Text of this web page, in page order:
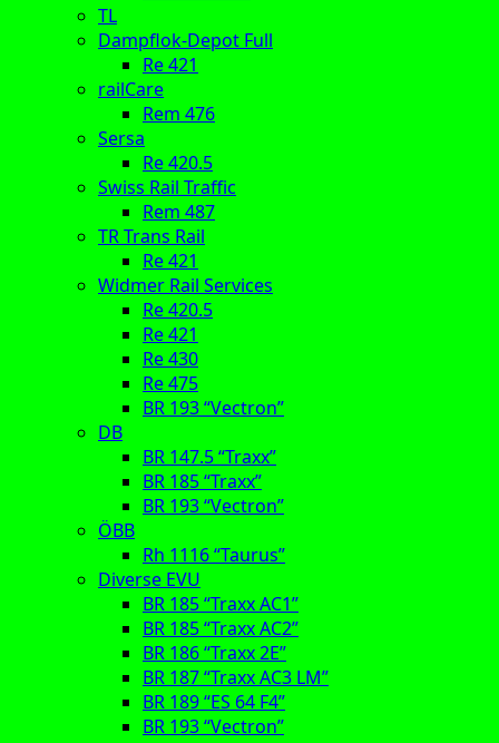
TL
Dampflok-Depot Full
Re 421
railCare
Rem 476
Sersa
Re 420.5
Swiss Rail Traffic
Rem 487
TR Trans Rail
Re 421
Widmer Rail Services
Re 420.5
Re 421
Re 430
Re 475
BR 193 “Vectron”
DB
BR 147.5 “Traxx”
BR 185 “Traxx”
BR 193 “Vectron”
ÖBB
Rh 1116 “Taurus”
Diverse EVU
BR 185 “Traxx AC1”
BR 185 “Traxx AC2”
BR 186 “Traxx 2E”
BR 187 “Traxx AC3 LM”
BR 189 “ES 64 F4”
BR 193 “Vectron”